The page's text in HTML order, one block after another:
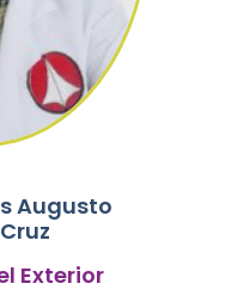
Augusto
Exterior